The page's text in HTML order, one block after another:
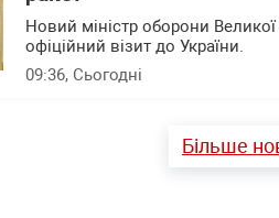
Новий міністр оборони Великої
офіційний візит до України.
09:36, Сьогодні
Більше